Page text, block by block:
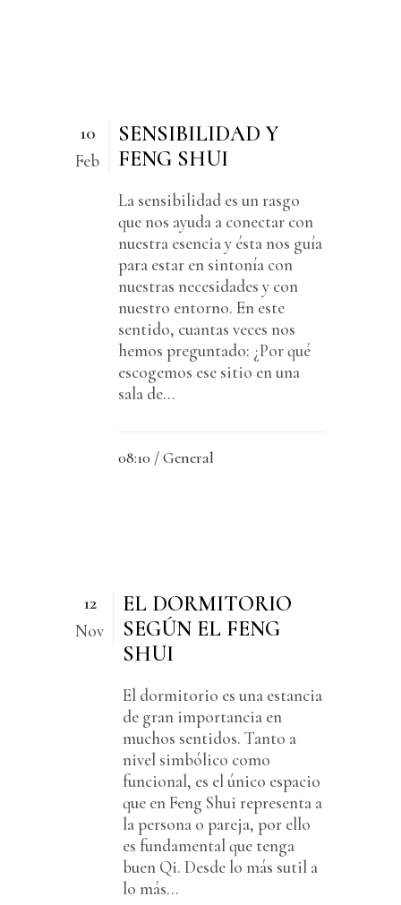
10
Feb
SENSIBILIDAD Y
FENG SHUI
La sensibilidad es un rasgo
que nos ayuda a conectar con
nuestra esencia y ésta nos guía
para estar en sintonía con
nuestras necesidades y con
nuestro entorno. En este
sentido, cuantas veces nos
hemos preguntado: ¿Por qué
escogemos ese sitio en una
sala de...
08:10 /General
12
Nov
EL DORMITORIO
SEGÚN EL FENG
SHUI
El dormitorio es una estancia
de gran importancia en
muchos sentidos. Tanto a
nivel simbólico como
funcional, es el único espacio
que en Feng Shui representa a
la persona o pareja, por ello
es fundamental que tenga
buen Qi. Desde lo más sutil a
lo más...